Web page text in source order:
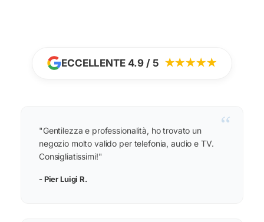
ECCELLENTE 4.9 / 5 ★★★★★
“
"Gentilezza e professionalità, ho trovato un
negozio molto valido per telefonia, audio e TV.
Consigliatissimi!"
- Pier Luigi R.